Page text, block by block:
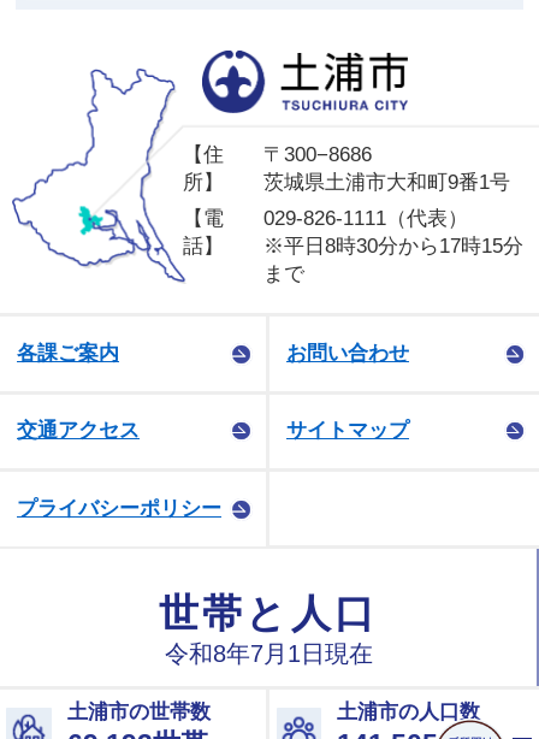
【住
所】
〒300−8686
茨城県土浦市大和町9番1号
【電
話】
029-826-1111（代表）
※平日8時30分から17時15分
まで
各課ご案内 お問い合わせ
交通アクセス サイトマップ
プライバシーポリシー